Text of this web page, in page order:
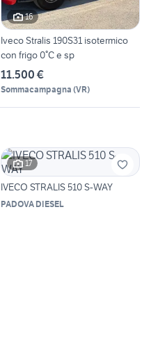
16
Iveco Stralis 190S31 isotermico
con frigo 0°C e sp
11.500 €
Sommacampagna (VR)
17
IVECO STRALIS 510 S-WAY
PADOVA DIESEL